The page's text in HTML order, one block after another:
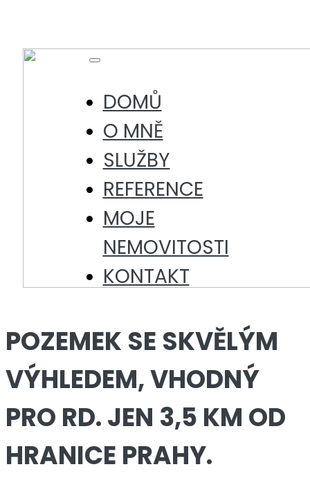
content
Toggle
DOMŮ
O MNĚ
SLUŽBY
REFERENCE
MOJE
NEMOVITOSTI
KONTAKT
POZEMEK SE SKVĚLÝM
VÝHLEDEM, VHODNÝ
PRO RD. JEN 3,5 KM OD
HRANICE PRAHY.